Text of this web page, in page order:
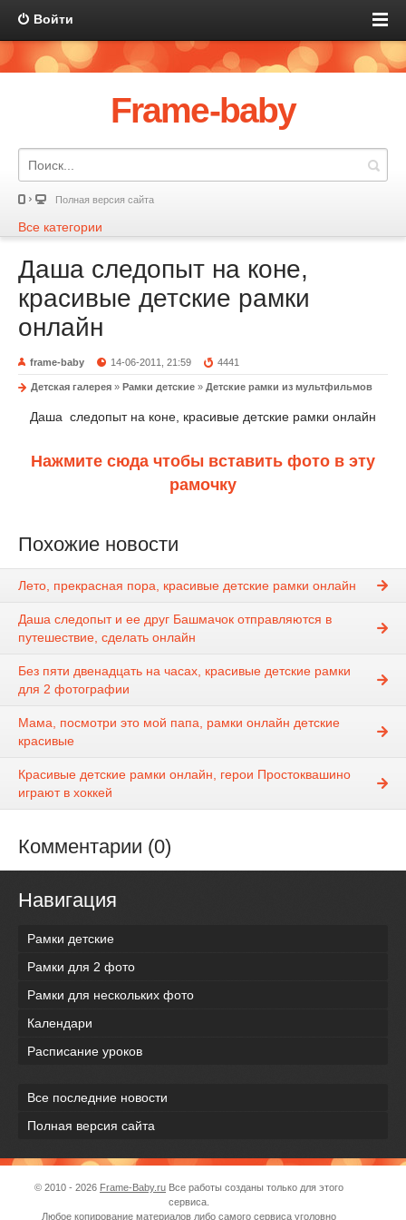
Войти
Frame-baby
Полная версия сайта
Все категории
Даша следопыт на коне,
красивые детские рамки
онлайн
frame-baby 14-06-2011, 21:59 4441
Детская галерея » Рамки детские » Детские рамки из мультфильмов
Даша следопыт на коне, красивые детские рамки онлайн
Нажмите сюда чтобы вставить фото в эту
рамочку
Похожие новости
Лето, прекрасная пора, красивые детские рамки онлайн
Даша следопыт и ее друг Башмачок отправляются в
путешествие, сделать онлайн
Без пяти двенадцать на часах, красивые детские рамки
для 2 фотографии
Мама, посмотри это мой папа, рамки онлайн детские
красивые
Красивые детские рамки онлайн, герои Простоквашино
играют в хоккей
Комментарии (0)
Навигация
Рамки детские
Рамки для 2 фото
Рамки для нескольких фото
Календари
Расписание уроков
Все последние новости
Полная версия сайта
© 2010 - 2026 Frame-Baby.ru Все работы созданы только для этого
сервиса.
Любое копирование материалов либо самого сервиса уголовно